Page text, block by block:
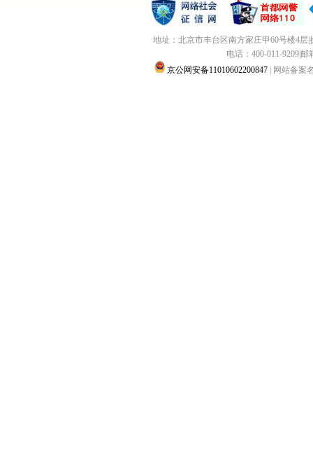
地址：北京市丰台区南方家庄甲60号楼4
电话：400-011-9209|邮
京公网安备11010602200847 | 网站备案